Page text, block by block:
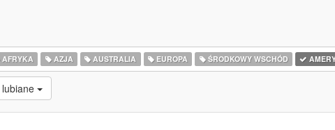
AFRYKA AZJA AUSTRALIA EUROPA ŚRODKOWY WSCHÓD